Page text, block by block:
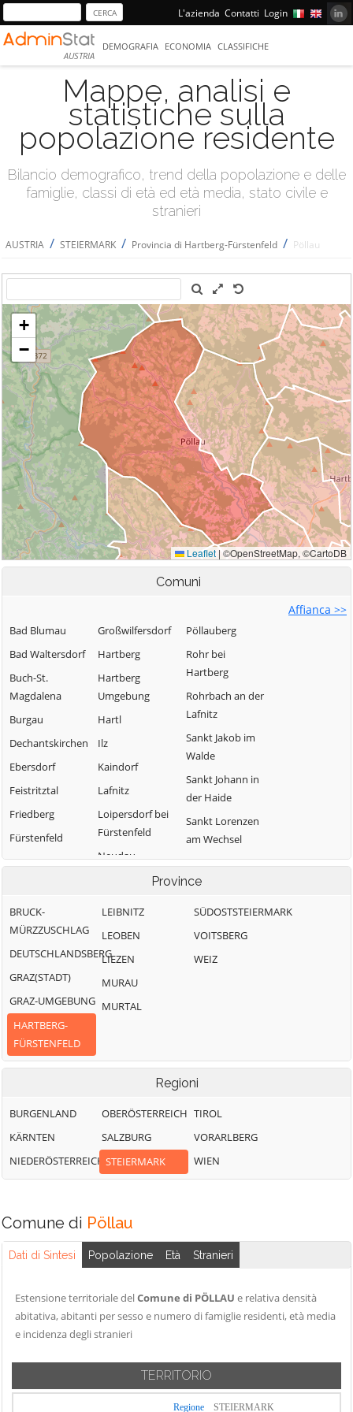
L'azienda Contatti Login
AUSTRIA
DEMOGRAFIA ECONOMIA CLASSIFICHE
Mappe, analisi e
statistiche sulla
popolazione residente
Bilancio demografico, trend della popolazione e delle
famiglie, classi di età ed età media, stato civile e
stranieri
AUSTRIA / STEIERMARK / Provincia di Hartberg-Fürstenfeld / Pöllau
Comuni
Affianca >>
Bad Blumau
Bad Waltersdorf
Buch-St.
Magdalena
Burgau
Dechantskirchen
Ebersdorf
Feistritztal
Friedberg
Fürstenfeld
Grafendorf bei
Großsteinbach
Großwilfersdorf
Hartberg
Hartberg
Umgebung
Hartl
Ilz
Kaindorf
Lafnitz
Loipersdorf bei
Fürstenfeld
Neudau
Ottendorf an der
Pöllauberg
Rohr bei
Hartberg
Rohrbach an der
Lafnitz
Sankt Jakob im
Walde
Sankt Johann in
der Haide
Sankt Lorenzen
am Wechsel
Schäffern
Söchau
Stubenberg
Vorau
Waldbach-
Province
BRUCK-
MÜRZZUSCHLAG
DEUTSCHLANDSBERG
GRAZ(STADT)
GRAZ-UMGEBUNG
HARTBERG-
FÜRSTENFELD
LEIBNITZ
LEOBEN
LIEZEN
MURAU
MURTAL
SÜDOSTSTEIERMARK
VOITSBERG
WEIZ
Regioni
BURGENLAND
KÄRNTEN
NIEDERÖSTERREICH
OBERÖSTERREICH
SALZBURG
STEIERMARK
TIROL
VORARLBERG
WIEN
Comune di Pöllau
Dati di Sintesi Popolazione Età Stranieri
Estensione territoriale delComune di PÖLLAU e relativa densità
abitativa, abitanti per sesso e numero di famiglie residenti, età media
e incidenza degli stranieri
TERRITORIO
Regione STEIERMARK